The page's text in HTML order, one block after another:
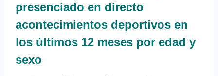
presenciado en directo
acontecimientos deportivos en
los últimos 12 meses por edad y
sexo